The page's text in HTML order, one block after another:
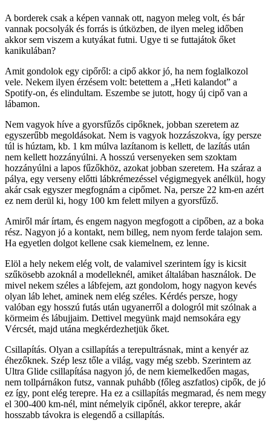
A borderek csak a képen vannak ott, nagyon meleg volt, és bár
vannak pocsolyák és forrás is útközben, de ilyen meleg időben
akkor sem viszem a kutyákat futni. Ugye ti se futtajátok őket
kanikulában?
Amit gondolok egy cipőről: a cipő akkor jó, ha nem foglalkozol
vele. Nekem ilyen érzésem volt: betettem a „Heti kalandot” a
Spotify-on, és elindultam. Eszembe se jutott, hogy új cipő van a
lábamon.
Nem vagyok híve a gyorsfűzős cipőknek, jobban szeretem az
egyszerűbb megoldásokat. Nem is vagyok hozzászokva, így persze
túl is húztam, kb. 1 km múlva lazítanom is kellett, de lazítás után
nem kellett hozzányúlni. A hosszú versenyeken sem szoktam
hozzányúlni a lapos fűzőkhöz, azokat jobban szeretem. Ha száraz a
pálya, egy verseny előtti lábkrémezéssel végigmegyek anélkül, hogy
akár csak egyszer megfognám a cipőmet. Na, persze 22 km-en azért
ez nem derül ki, hogy 100 km felett milyen a gyorsfűző.
Amiről már írtam, és engem nagyon megfogott a cipőben, az a boka
rész. Nagyon jó a kontakt, nem billeg, nem nyom ferde talajon sem.
Ha egyetlen dolgot kellene csak kiemelnem, ez lenne.
Elöl a hely nekem elég volt, de valamivel szerintem így is kicsit
szűkösebb azoknál a modelleknél, amiket általában használok. De
mivel nekem széles a lábfejem, azt gondolom, hogy nagyon kevés
olyan láb lehet, aminek nem elég széles. Kérdés persze, hogy
valóban egy hosszú futás után ugyanerről a dologról mit szólnak a
körmeim és lábujjaim. Dettivel megyünk majd nemsokára egy
Vércsét, majd utána megkérdezhetjük őket.
Csillapítás. Olyan a csillapítás a terepultrásnak, mint a kenyér az
éhezőknek. Szép lesz tőle a világ, vagy még szebb. Szerintem az
Ultra Glide csillapítása nagyon jó, de nem kiemelkedően magas,
nem tollpárnákon futsz, vannak puhább (főleg aszfatlos) cipők, de jó
ez így, pont elég terepre. Ha ez a csillapítás megmarad, és nem megy
el 300-400 km-nél, mint némelyik cipőnél, akkor terepre, akár
hosszabb távokra is elegendő a csillapítás.